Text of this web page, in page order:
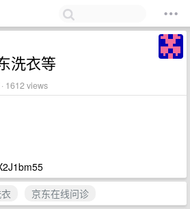
洗衣等
1612 views
京东在线问诊